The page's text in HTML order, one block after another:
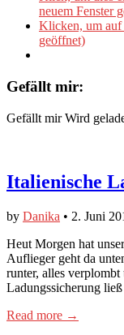
neuem Fenster
Klicken, um auf
geöffnet)
Gefällt mir:
Gefällt mir Wird
Italienische
by Danika • 2. Juni
Heut Morgen hat
Auflieger geht da
runter, alles
Ladungssicherung
Read more →